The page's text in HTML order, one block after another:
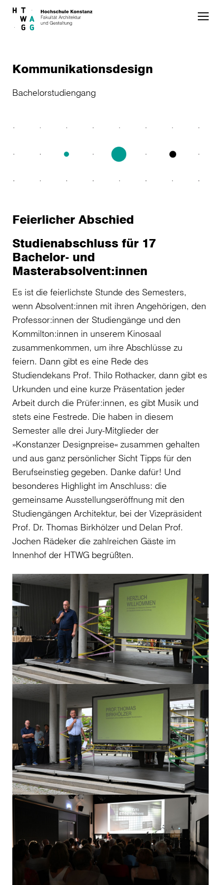
Skip to main content
Kommunikationsdesign
Bachelorstudiengang
Feierlicher Abschied
Studienabschluss für 17
Bachelor- und
Masterabsolvent:innen
Es ist die feierlichste Stunde des Semesters,
wenn Absolvent:innen mit ihren Angehörigen, den
Professor:innen der Studiengänge und den
Kommilton:innen in unserem Kinosaal
zusammenkommen, um ihre Abschlüsse zu
feiern. Dann gibt es eine Rede des
Studiendekans Prof. Thilo Rothacker, dann gibt es
Urkunden und eine kurze Präsentation jeder
Arbeit durch die Prüfer:innen, es gibt Musik und
stets eine Festrede. Die haben in diesem
Semester alle drei Jury-Mitglieder der
»Konstanzer Designpreise« zusammen gehalten
und aus ganz persönlicher Sicht Tipps für den
Berufseinstieg gegeben. Danke dafür! Und
besonderes Highlight im Anschluss: die
gemeinsame Ausstellungseröffnung mit den
Studiengängen Architektur, bei der Vizepräsident
Prof. Dr. Thomas Birkhölzer und Delan Prof.
Jochen Rädeker die zahlreichen Gäste im
Innenhof der HTWG begrüßten.